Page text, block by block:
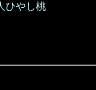
ひやし桃